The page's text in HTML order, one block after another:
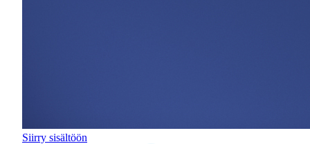
Siirry sisältöön